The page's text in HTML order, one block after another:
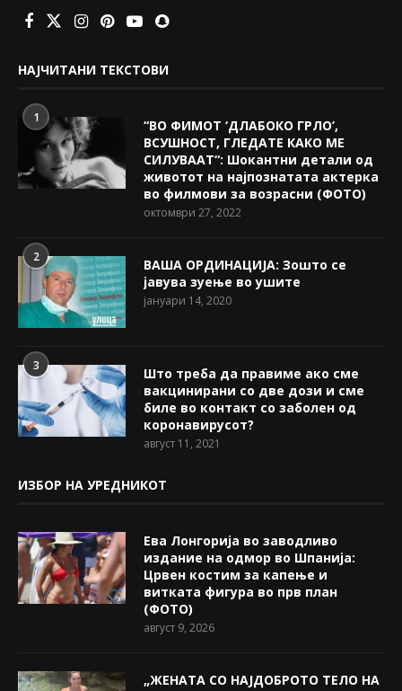
НАЈЧИТАНИ ТЕКСТОВИ
1
“ВО ФИМОТ ‘ДЛАБОКО ГРЛО’,
ВСУШНОСТ, ГЛЕДАТЕ КАКО МЕ
СИЛУВААТ“: Шокантни детали од
животот на најпознатата актерка
во филмови за возрасни (ФОТО)
октомври 27, 2022
2
ВАША ОРДИНАЦИЈА: Зошто се
јавува зуење во ушите
јануари 14, 2020
3
Што треба да правиме ако сме
вакцинирани со две дози и сме
биле во контакт со заболен од
коронавирусот?
август 11, 2021
ИЗБОР НА УРЕДНИКОТ
Ева Лонгорија во заводливо
издание на одмор во Шпанија:
Црвен костим за капење и
витката фигура во прв план
(ФОТО)
август 9, 2026
„ЖЕНАТА СО НАЈДОБРОТО ТЕЛО НА